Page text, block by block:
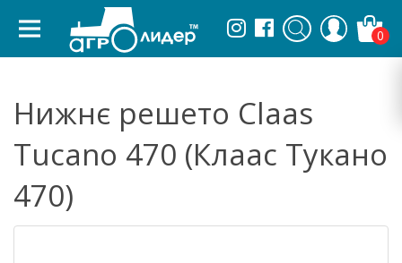
0
Нижнє решето Claas
Tucano 470 (Клаас Тукано
470)